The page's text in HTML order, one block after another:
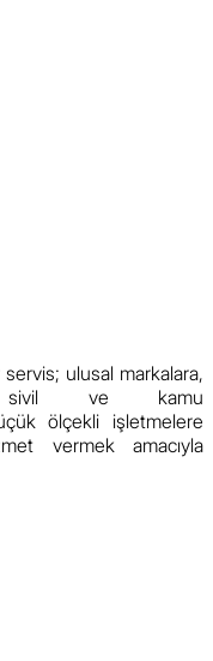
ulusal markalara,
sivil ve kamu
ölçekli işletmelere
vermek amacıyla